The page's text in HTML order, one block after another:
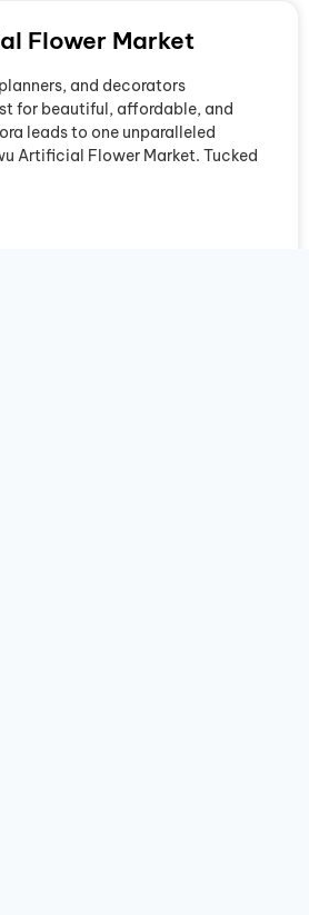
Flower Market
and decorators
for beautiful, affordable, and
leads to one unparalleled
Artificial Flower Market. Tucked